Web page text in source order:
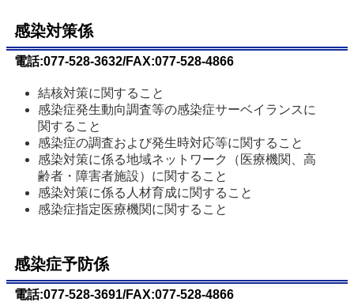
感染対策係
電話:077-528-3632/FAX:077-528-4866
結核対策に関すること
感染症発生動向調査等の感染症サーベイランスに
関すること
感染症の調査および発生時対応等に関すること
感染対策に係る地域ネットワーク（医療機関、高
齢者・障害者施設）に関すること
感染対策に係る人材育成に関すること
感染症指定医療機関に関すること
感染症予防係
電話:077-528-3691/FAX:077-528-4866